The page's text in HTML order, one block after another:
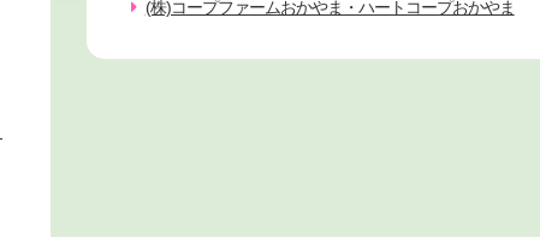
(株)コープファームおかやま・ハートコープおかやま